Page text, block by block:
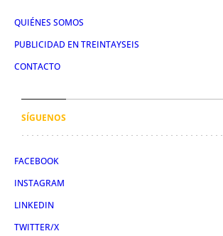
QUIÉNES SOMOS
PUBLICIDAD EN TREINTAYSEIS
CONTACTO
SÍGUENOS
FACEBOOK
INSTAGRAM
LINKEDIN
TWITTER/X